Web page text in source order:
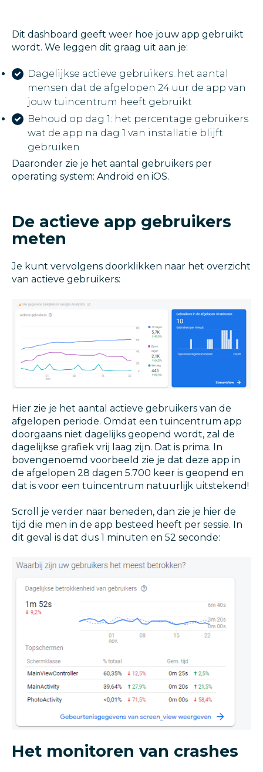
Dit dashboard geeft weer hoe jouw app gebruikt
wordt. We leggen dit graag uit aan je:
Dagelijkse actieve gebruikers: het aantal
mensen dat de afgelopen 24 uur de app van
jouw tuincentrum heeft gebruikt
Behoud op dag 1: het percentage gebruikers
wat de app na dag 1 van installatie blijft
gebruiken
Daaronder zie je het aantal gebruikers per
operating system: Android en iOS.
De actieve app gebruikers
meten
Je kunt vervolgens doorklikken naar het overzicht
van actieve gebruikers:
Hier zie je het aantal actieve gebruikers van de
afgelopen periode. Omdat een tuincentrum app
doorgaans niet dagelijks geopend wordt, zal de
dagelijkse grafiek vrij laag zijn. Dat is prima. In
bovengenoemd voorbeeld zie je dat deze app in
de afgelopen 28 dagen 5.700 keer is geopend en
dat is voor een tuincentrum natuurlijk uitstekend!
Scroll je verder naar beneden, dan zie je hier de
tijd die men in de app besteed heeft per sessie. In
dit geval is dat dus 1 minuten en 52 seconde:
Het monitoren van crashes